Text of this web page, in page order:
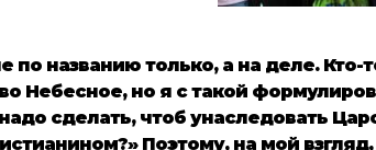
названию только, а на деле. Кто-
Небесное, но я с такой
сделать, чтоб унаследовать
Поэтому, на мой